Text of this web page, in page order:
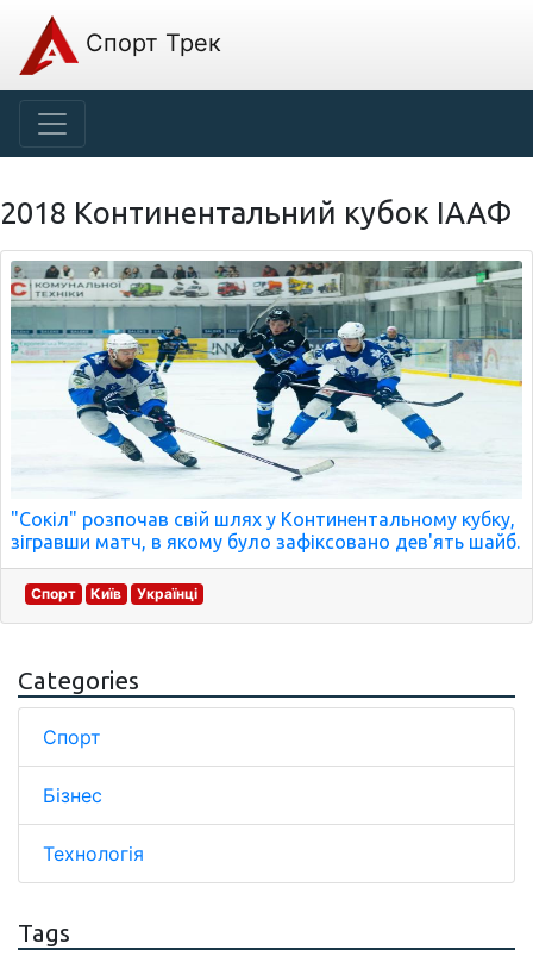
Спорт Трек
2018 Континентальний кубок ІААФ
"Сокіл" розпочав свій шлях у Континентальному кубку,
зігравши матч, в якому було зафіксовано дев'ять шайб.
Спорт Київ Українці
Categories
Спорт
Бізнес
Технологія
Tags